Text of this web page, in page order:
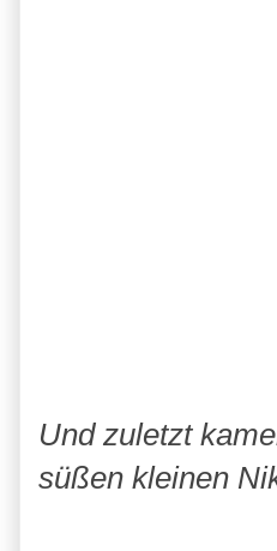
Und zuletzt
süßen kleinen